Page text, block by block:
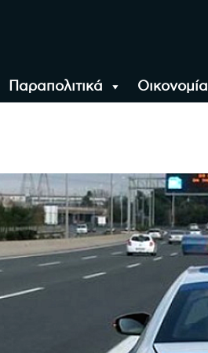
Παραπολιτικά Οικονομία